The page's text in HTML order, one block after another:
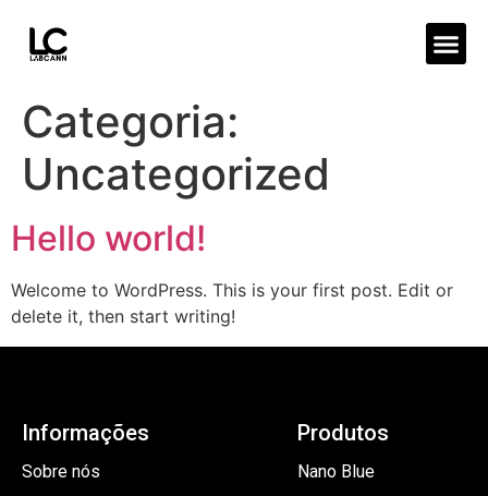
Categoria:
Uncategorized
Hello world!
Welcome to WordPress. This is your first post. Edit or
delete it, then start writing!
Informações
Sobre nós
Produtos
Nano Blue